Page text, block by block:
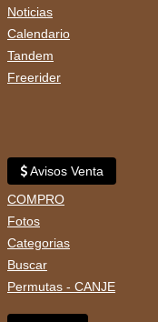
Noticias
Calendario
Tandem
Freerider
Avisos Venta
COMPRO
Fotos
Categorias
Buscar
Permutas - CANJE